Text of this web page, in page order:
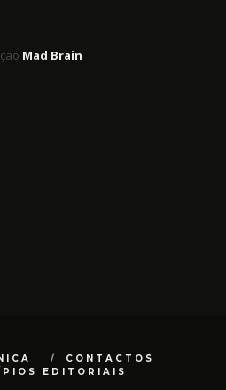
Mad Brain
CONTACTOS
EDITORIAIS